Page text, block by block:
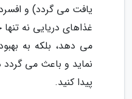
یافت می گردد) و
غذاهای دریایی نه
می دهد، بلکه به
نماید و باعث می
پیدا کنید.